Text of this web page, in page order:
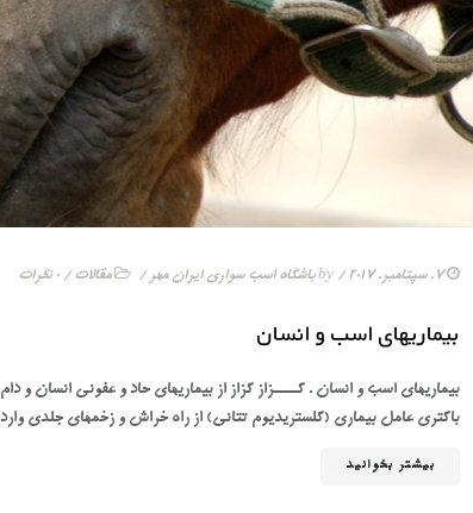
7. سپتامبر. 2017 / by باشگاه اسب سواری ایران مهر / مقالات/0 نظرات
بیماریهای اسب و انسان
بیماریهای اسب و انسان . کـــــزاز کزاز از بيماريهاي حاد و عفوني
باکتري عامل بيماري (کلستريديوم تتاني) از راه خراش و زخمهاي جلدي
بیشتر بخوانید